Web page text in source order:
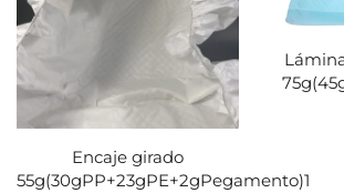
Encaje girado
55g(30gPP+23gPE+2gPegamento)1